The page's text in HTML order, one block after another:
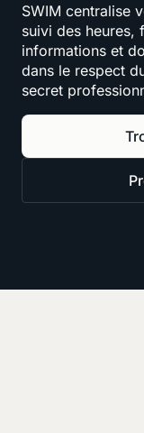
SWIM centralise
suivi des heures,
informations et
dans le respect
secret